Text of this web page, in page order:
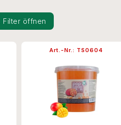
Filter öffnen
Art.-Nr.: TS0604